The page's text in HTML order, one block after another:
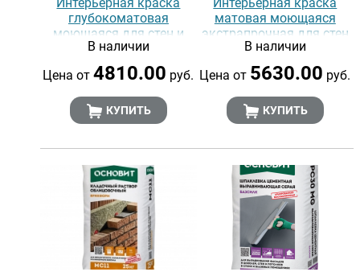
глубокоматовая
моющаяся для стен и
потолков ОСНОВИТ
UNIVITA STUDIO Lusso II
В наличии
Цена от4810.00 руб.
КУПИТЬ
матовая моющаяся
экстрапрочная для стен
и потолков ОСНОВИТ
UNIVITA STUDIO Lusso I
В наличии
Цена от 5630.00 руб.
КУПИТЬ